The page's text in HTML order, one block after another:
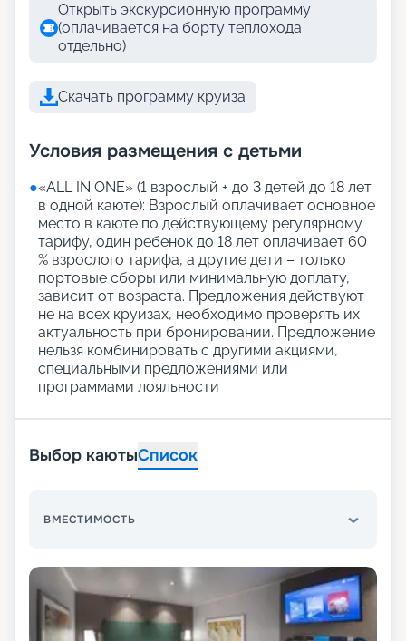
Открыть экскурсионную программу
(оплачивается на борту теплохода
отдельно)
Скачать программу круиза
Условия размещения с детьми
●«АLL IN ONE» (1 взрослый + до 3 детей до 18 лет
в одной каюте): Взрослый оплачивает основное
место в каюте по действующему регулярному
тарифу, один ребенок до 18 лет оплачивает 60
% взрослого тарифа, а другие дети – только
портовые сборы или минимальную доплату,
зависит от возраста. Предложения действуют
не на всех круизах, необходимо проверять их
актуальность при бронировании. Предложение
нельзя комбинировать с другими акциями,
специальными предложениями или
программами лояльности
Выбор каютыСписок
ВМЕСТИМОСТЬ